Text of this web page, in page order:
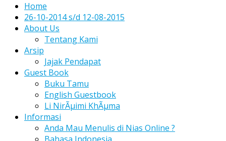
Home
26-10-2014 s/d 12-08-2015
About Us
Tentang Kami
Arsip
Jajak Pendapat
Guest Book
Buku Tamu
English Guestbook
Li NirÃµimi KhÃµma
Informasi
Anda Mau Menulis di Nias Online ?